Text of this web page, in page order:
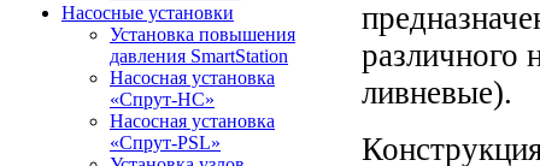
Насосные установки
Установка повышения
давления SmartStation
Насосная установка
«Спрут-НС»
Насосная установка
«Спрут-PSL»
различного
ливневые).